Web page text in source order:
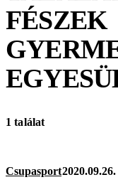
FÉSZEK
1 találat
Csupasport